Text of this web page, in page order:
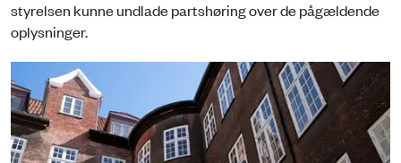
styrelsen kunne undlade partshøring over de pågældende
oplysninger.